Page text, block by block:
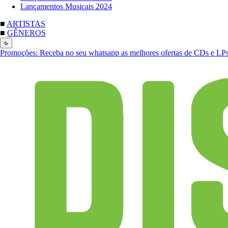
Lançamentos Musicais 2024
■ ARTISTAS
■ GÊNEROS
Promoções: Receba no seu whatsapp as melhores ofertas de CDs e